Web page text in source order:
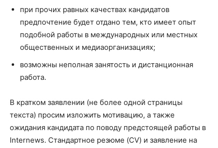
при прочих равных качествах кандидатов
предпочтение будет отдано тем, кто имеет опыт
подобной работы в международных или местных
общественных и медиаорганизациях;
возможны неполная занятость и дистанционная
работа.
В кратком заявлении (не более одной страницы
текста) просим изложить мотивацию, а также
ожидания кандидата по поводу предстоящей работы в
Internews. Стандартное резюме (CV) и заявление на